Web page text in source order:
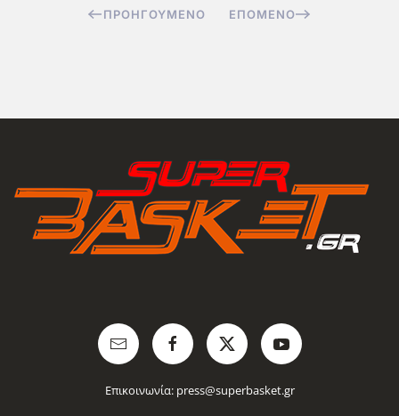
ΠΡΟΗΓΟΎΜΕΝΟ ΕΠΌΜΕΝΟ
Επικοινωνία: press@superbasket.gr